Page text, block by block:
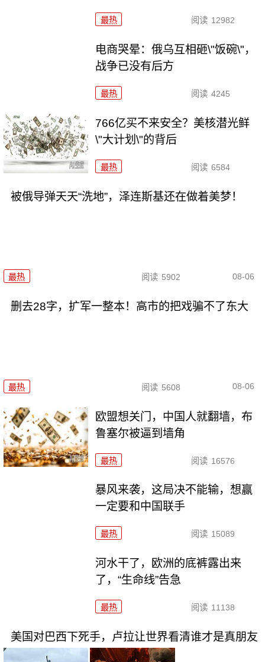
最热 阅读 12982
电商哭晕：俄乌互相砸\"饭碗\"，
战争已没有后方
最热 阅读 4245
766亿买不来安全？美核潜光鲜
\"大计划\"的背后
最热 阅读 6584
被俄导弹天天“洗地”，泽连斯基还在做着美梦！
最热 阅读 5902 08-06
删去28字，扩军一整本！高市的把戏骗不了东大
最热 阅读 5608 08-06
欧盟想关门，中国人就翻墙，布
鲁塞尔被逼到墙角
最热 阅读 16576
暴风来袭，这局决不能输，想赢
一定要和中国联手
最热 阅读 15089
河水干了，欧洲的底裤露出来
了，“生命线”告急
最热 阅读 11138
美国对巴西下死手，卢拉让世界看清谁才是真朋友